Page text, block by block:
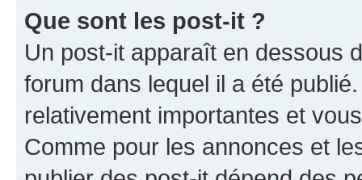
Que sont les post-it ?
Un post-it apparaît en dessous
forum dans lequel il a été
relativement importantes et
Comme pour les annonces et